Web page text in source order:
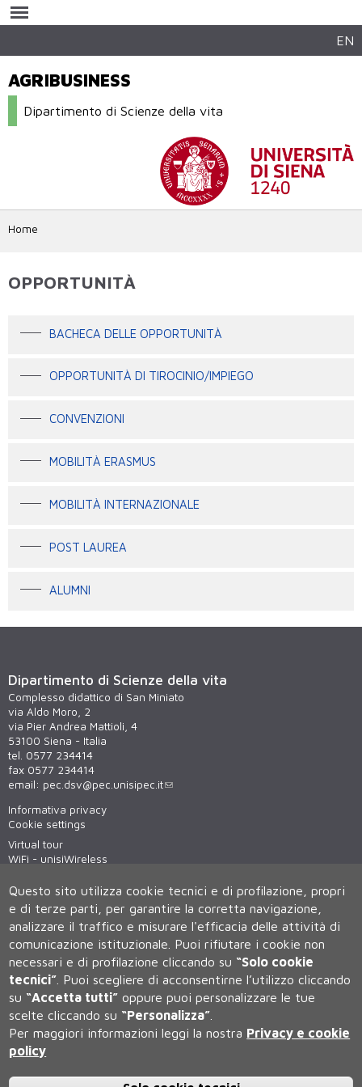
contenuto
EN
AGRIBUSINESS
Dipartimento di Scienze della vita
Home
OPPORTUNITÀ
BACHECA DELLE OPPORTUNITÀ
OPPORTUNITÀ DI TIROCINIO/IMPIEGO
CONVENZIONI
MOBILITÀ ERASMUS
MOBILITÀ INTERNAZIONALE
POST LAUREA
ALUMNI
Dipartimento di Scienze della vita
Complesso didattico di San Miniato
via Aldo Moro, 2
via Pier Andrea Mattioli, 4
53100 Siena - Italia
tel. 0577 234414
fax 0577 234414
email: pec.dsv@pec.unisipec.it
Informativa privacy
Cookie settings
Virtual tour
WiFi - unisiWireless
Università degli Studi di Siena
Rettorato, via Banchi di Sotto 55, 53100 Siena ITALIA
P.IVA 00273530527 | C.F. 80002070524 | Caselle Pec:Posta
Elettronica Certificata
0577 235555 (dal lunedì al venerdì dalle 9.30 alle 10.30)
Questo sito utilizza cookie tecnici e di profilazione, propri
e di terze parti, per garantire la corretta navigazione,
analizzare il traffico e misurare l'efficacia delle attività di
comunicazione istituzionale. Puoi rifiutare i cookie non
necessari e di profilazione cliccando su “Solo cookie
tecnici” Puoi scegliere di acconsentirne l’utilizzo cliccando
su “Accetta tutti” oppure puoi personalizzare le tue
scelte cliccando su “Personalizza”
Per maggiori informazioni leggi la nostra Privacy e cookie
policy